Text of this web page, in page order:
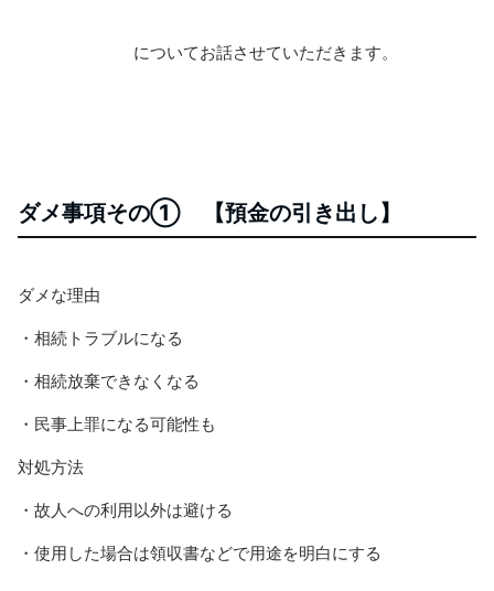
についてお話させていただきます。
ダメ事項その① 【預金の引き出し】
ダメな理由
・相続トラブルになる
・相続放棄できなくなる
・民事上罪になる可能性も
対処方法
・故人への利用以外は避ける
・使用した場合は領収書などで用途を明白にする